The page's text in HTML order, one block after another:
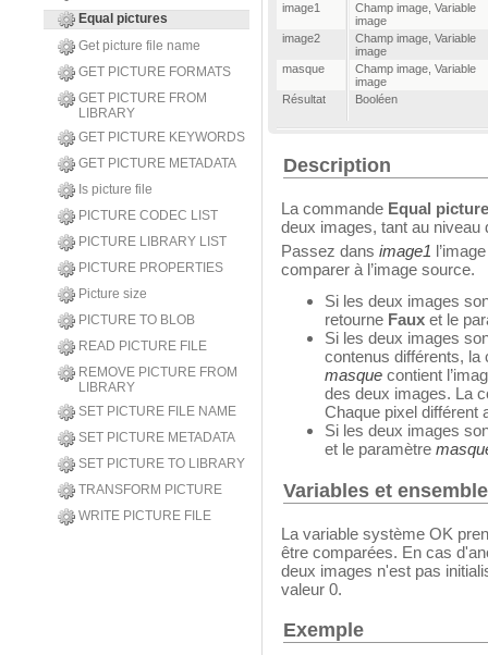
Equal pictures
Get picture file name
GET PICTURE FORMATS
GET PICTURE FROM
LIBRARY
GET PICTURE KEYWORDS
GET PICTURE METADATA
Is picture file
PICTURE CODEC LIST
PICTURE LIBRARY LIST
PICTURE PROPERTIES
Picture size
PICTURE TO BLOB
READ PICTURE FILE
REMOVE PICTURE FROM
LIBRARY
SET PICTURE FILE NAME
SET PICTURE METADATA
SET PICTURE TO LIBRARY
TRANSFORM PICTURE
WRITE PICTURE FILE
image1
Champ image Variable
image
image2
Champ image Variable
image
masque
Champ image Variable
image
Résultat
Booléen
Description
La commande Equal
deux images, tant au niveau
Passez dans image1
comparer à l’image source.
Si les deux images
retourne Faux et le
Si les deux images
contenus différents,
masque contient
des deux images. La
Chaque pixel différent
Si les deux images
et le paramètre
Variables et
La variable système OK
être comparées. En cas
deux images n'est pas
valeur 0.
Exemple